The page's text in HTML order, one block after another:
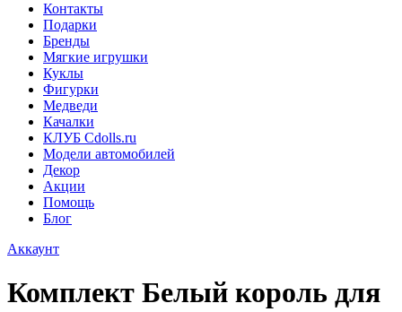
Контакты
Подарки
Бренды
Мягкие игрушки
Куклы
Фигурки
Медведи
Качалки
КЛУБ Cdolls.ru
Модели автомобилей
Декор
Акции
Помощь
Блог
Аккаунт
Комплект Белый король для